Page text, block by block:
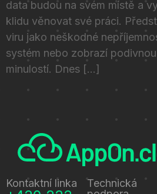
data budou na svém místě a
klidu věnovat své práci.
viru jako neškodné
systém nebo zobrazí
minulostí. Dnes […]
Kontaktní linka
Technická